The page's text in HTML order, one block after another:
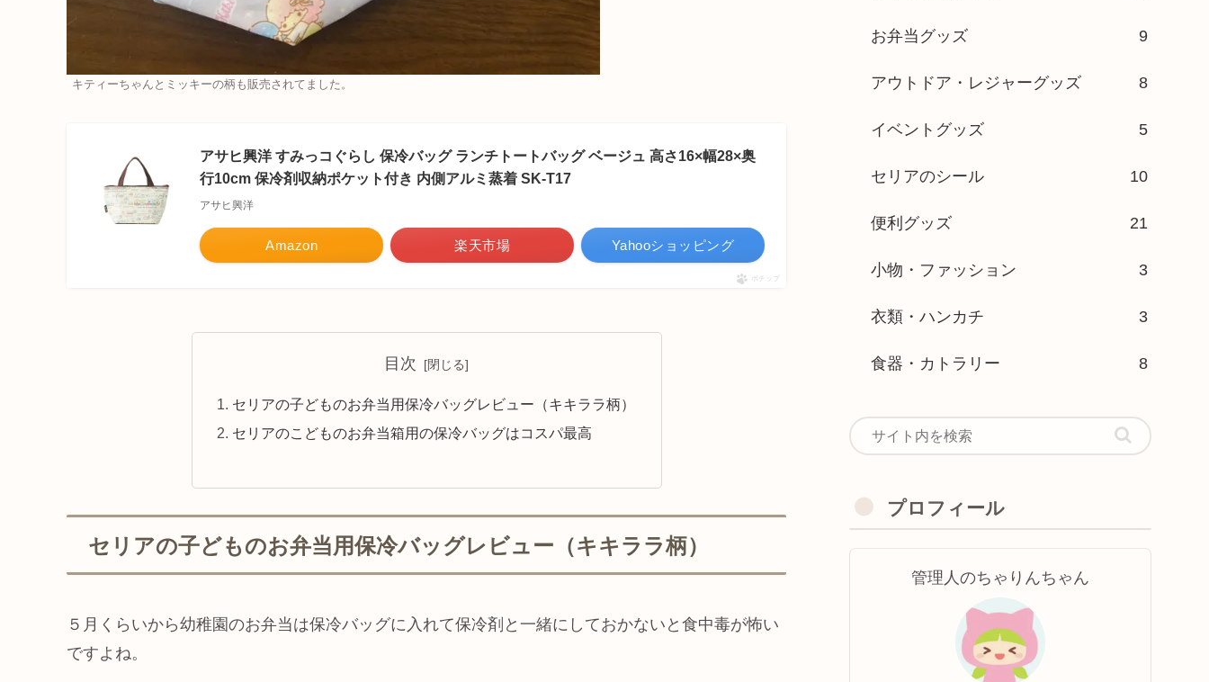
キティーちゃんとミッキーの柄も販売されてました。
アサヒ興洋 すみっコぐらし 保冷バッグ ランチトートバッグ ベージュ 高さ16×幅28×奥
行10cm 保冷剤収納ポケット付き 内側アルミ蒸着 SK-T17
アサヒ興洋
Amazon 楽天市場 Yahooショッピング
ポチップ
目次
セリアの子どものお弁当用保冷バッグレビュー（キキララ柄）
セリアのこどものお弁当箱用の保冷バッグはコスパ最高
セリアの子どものお弁当用保冷バッグレビュー（キキララ柄）
５月くらいから幼稚園のお弁当は保冷バッグに入れて保冷剤と一緒にしておかないと食中毒が怖い
ですよね。
お弁当グッズ 9
アウトドア・レジャーグッズ 8
イベントグッズ 5
セリアのシール 10
便利グッズ 21
小物・ファッション 3
衣類・ハンカチ 3
食器・カトラリー 8
プロフィール
管理人のちゃりんちゃん